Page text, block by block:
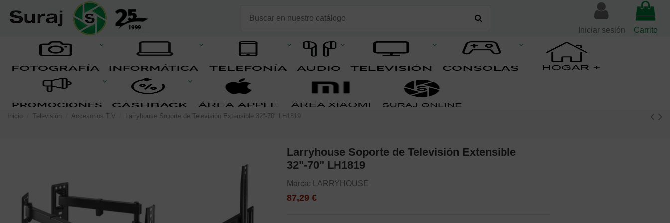
Iniciar sesión Carrito
Inicio Televisión Accesorios T.V Larryhouse Soporte de Televisión Extensible 32"-70" LH1819
Larryhouse Soporte de Televisión Extensible
32"-70" LH1819
Marca: LARRYHOUSE
87,29 €